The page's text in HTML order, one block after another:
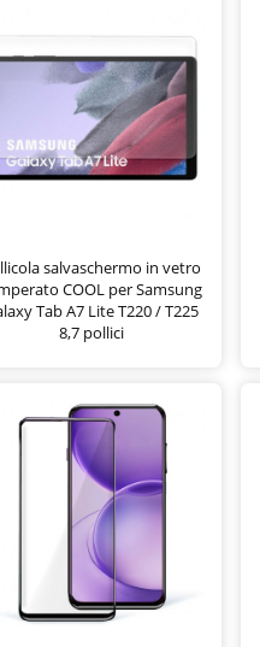
salvaschermo in vetro
COOL per Samsung
Tab A7 Lite T220 / T225
8,7 pollici